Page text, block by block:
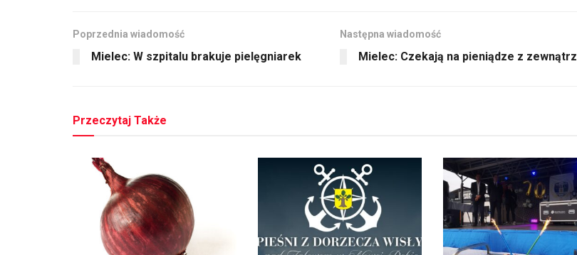
Poprzednia wiadomość
Mielec: W szpitalu brakuje pielęgniarek
Następna wiadomość
Mielec: Czekają na pieniądze z zewnątrz
Przeczytaj Także